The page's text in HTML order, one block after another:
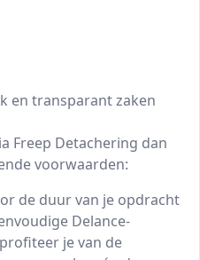
en transparant zaken
Freep Detachering dan
voorwaarden:
de duur van je opdracht
Delance-
je van de